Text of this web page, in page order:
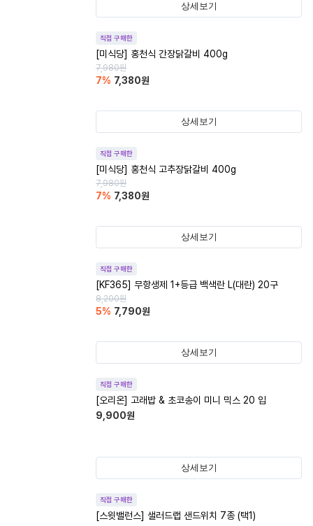
상세보기
직접 구매한
[미식당] 홍천식 간장닭갈비 400g
7,980원
7% 7,380원
상세보기
직접 구매한
[미식당] 홍천식 고추장닭갈비 400g
7,980원
7% 7,380원
상세보기
직접 구매한
[KF365] 무항생제 1+등급 백색란 L(대란) 20구
8,200원
5% 7,790원
상세보기
직접 구매한
[오리온] 고래밥 & 초코송이 미니 믹스 20 입
9,900원
상세보기
직접 구매한
[스윗밸런스] 샐러드랩 샌드위치 7종 (택1)